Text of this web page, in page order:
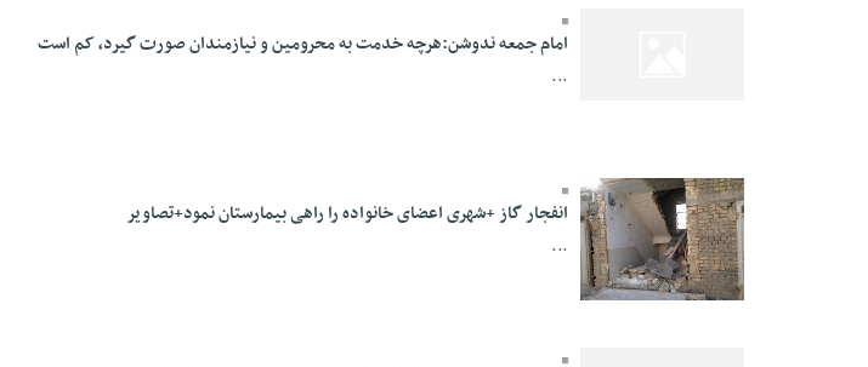
امام جمعه ندوشن:هرچه خدمت به محرومین و نیازمندان صورت گیرد، کم است
...
05 Mordad 1391 -
انفجار گاز +شهری اعضای خانواده را راهی بیمارستان نمود+تصاویر
...